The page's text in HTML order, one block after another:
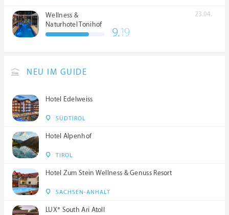
Wellness &
Naturhotel Tonihof
****S
23.04.
9.19
NEU IM GUIDE
Hotel Edelweiss
SÜDTIROL
Hotel Alpenhof
TIROL
Hotel Zum Stein Wellness & Genuss Resort
SACHSEN-ANHALT
LUX* South Ari Atoll